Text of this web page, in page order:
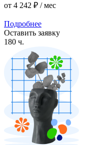
от 4 242 ₽ / мес
Подробнее
Оставить заявку
180 ч.